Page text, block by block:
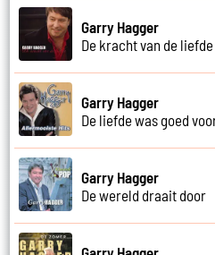
Garry Hagger
De kracht van de liefde
Garry Hagger
De liefde was goed
Garry Hagger
De wereld draait door